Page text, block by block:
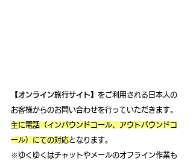
【オンライン旅行サイト】 をご利用される日本人の
お客様からのお問い合わせを行っていただきます。
主に電話（インバウンドコール、アウトバウンドコ
ール）にての対応となります。
※ゆくゆくはチャットやメールのオフライン作業も